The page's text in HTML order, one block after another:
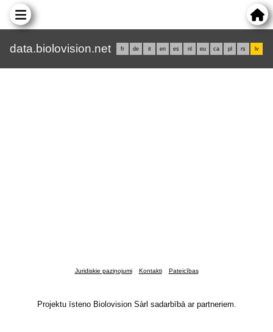
data.biolovision.net fr de it en es nl eu ca pl rs lv
Juridiskie paziņojumi Kontakti Pateicības
Projektu īsteno Biolovision Sàrl sadarbībā ar partneriem.